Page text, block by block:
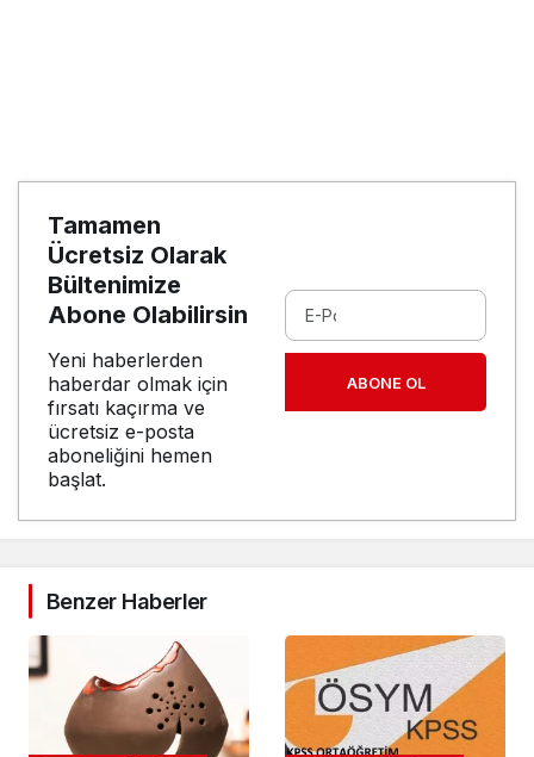
Tamamen
Ücretsiz Olarak
Bültenimize
Abone Olabilirsin
Yeni haberlerden
haberdar olmak için
fırsatı kaçırma ve
ücretsiz e-posta
aboneliğini hemen
başlat.
ABONE OL
Benzer Haberler